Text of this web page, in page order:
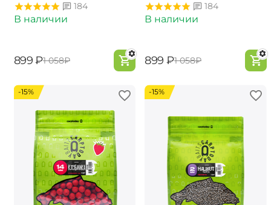
184
В наличии
‍899‍ ₽‍1 058‍₽
184
В наличии
‍899‍ ₽‍1 058‍₽
-15% -15%